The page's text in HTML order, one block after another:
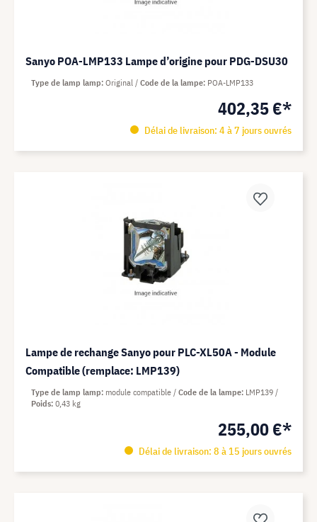
Sanyo POA-LMP133 Lampe d’origine pour PDG-DSU30
402,35 €*
Délai de livraison: 4 à 7 jours ouvrés
Type de lamp lamp Original Code de la lampe POA-LMP133
Lampe de rechange Sanyo pour PLC-XL50A - Module
Compatible (remplace: LMP139)
255,00 €*
Délai de livraison: 8 à 15 jours ouvrés
Type de lamp lamp module compatible Code de la lampe LMP139
Poids 0,43 kg